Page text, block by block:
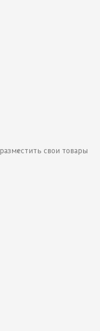
свои товары